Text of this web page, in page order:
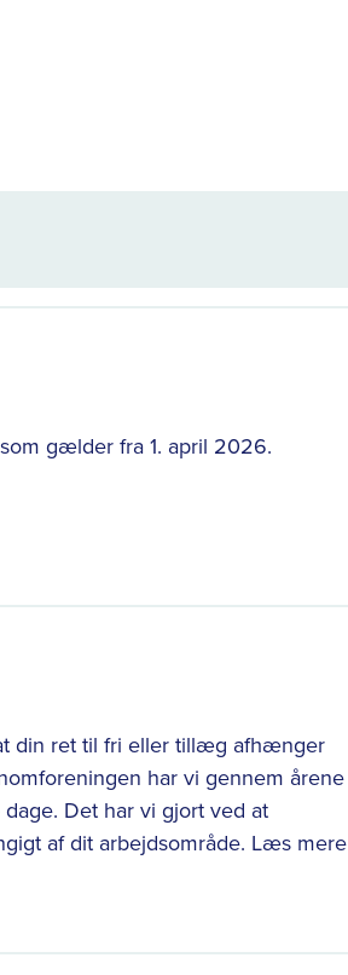
gælder fra 1. april 2026.
din ret til fri eller tillæg afhænger
har vi gennem årene
Det har vi gjort ved at
af dit arbejdsområde. Læs mere